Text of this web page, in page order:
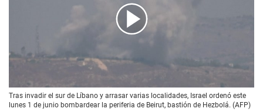
Tras invadir el sur de Líbano y arrasar varias localidades, Israel ordenó este
lunes 1 de junio bombardear la periferia de Beirut, bastión de Hezbolá. (AFP)